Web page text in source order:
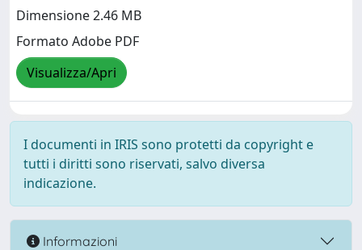
Dimensione 2.46 MB
Formato Adobe PDF
Visualizza/Apri
I documenti in IRIS sono protetti da copyright e
tutti i diritti sono riservati, salvo diversa
indicazione.
Informazioni